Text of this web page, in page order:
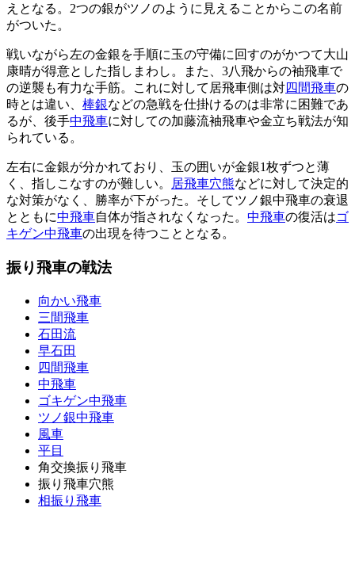
えとなる。2つの銀がツノのように見えることからこの名前
がついた。
戦いながら左の金銀を手順に玉の守備に回すのがかつて大山
康晴が得意とした指しまわし。また、3八飛からの袖飛車で
の逆襲も有力な手筋。これに対して居飛車側は対四間飛車の
時とは違い、 棒銀などの急戦を仕掛けるのは非常に困難であ
るが、後手中飛車に対しての加藤流袖飛車や金立ち戦法が知
られている。
左右に金銀が分かれており、玉の囲いが金銀1枚ずつと薄
く、指しこなすのが難しい。
居飛車穴熊などに対して決定的
な対策がなく、勝率が下がった。そしてツノ銀中飛車の衰退
とともに中飛車自体が指されなくなった。 中飛車の復活はゴ
キゲン中飛車の出現を待つこととなる。
振り飛車の戦法
向かい飛車
三間飛車
石田流
早石田
四間飛車
中飛車
ゴキゲン中飛車
ツノ銀中飛車
風車
平目
角交換振り飛車
振り飛車穴熊
相振り飛車